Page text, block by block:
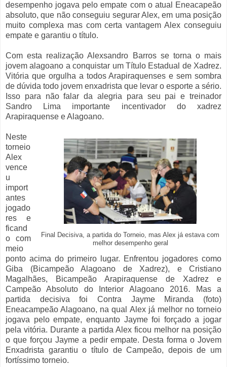
desempenho jogava pelo empate com o atual Eneacapeão
absoluto, que não conseguiu segurar Alex, em uma posição
muito complexa mas com certa vantagem Alex conseguiu
empate e garantiu o título.
Com esta realização Alexsandro Barros se torna o mais
jovem alagoano a conquistar um Título Estadual de Xadrez.
Vitória que orgulha a todos Arapiraquenses e sem sombra
de dúvida todo jovem enxadrista que levar o esporte a sério.
Isso para não falar da alegria para seu pai e treinador
Sandro Lima importante incentivador do xadrez
Arapiraquense e Alagoano.
Final Decisiva, a partida do Torneio, mas Alex já estava com
melhor desempenho geral
Neste
torneio
Alex
vence
u
import
antes
jogado
res e
ficand
o com
meio
ponto acima do primeiro lugar. Enfrentou jogadores como
Giba (Bicampeão Alagoano de Xadrez), e Cristiano
Magalhães, Bicampeão Arapiraquense de Xadrez e
Campeão Absoluto do Interior Alagoano 2016. Mas a
partida decisiva foi Contra Jayme Miranda (foto)
Eneacampeão Alagoano, na qual Alex já melhor no torneio
jogava pelo empate, enquanto Jayme foi forçado a jogar
pela vitória. Durante a partida Alex ficou melhor na posição
o que forçou Jayme a pedir empate. Desta forma o Jovem
Enxadrista garantiu o título de Campeão, depois de um
fortíssimo torneio.